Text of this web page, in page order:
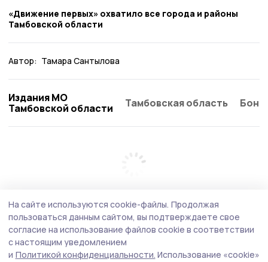
«Движение первых» охватило все города и районы
Тамбовской области
Автор: Тамара Сантылова
Издания МО
Тамбовской области
Тамбовская область
На сайте используются cookie-файлы. Продолжая
пользоваться данным сайтом, вы подтверждаете свое
согласие на использование файлов cookie в соответствии
с настоящим уведомлением
и Политикой конфиденциальности. Использование «cookie»